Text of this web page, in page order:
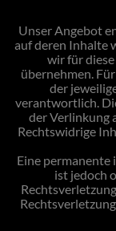
Unser Angebot
auf deren Inhalte
wir für
übernehmen.
der
verantwortlich.
der Verlinkung
Rechtswidrige
Eine
ist jedoch